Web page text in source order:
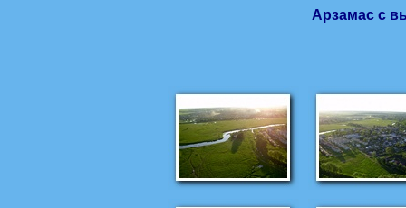
Арзамас с